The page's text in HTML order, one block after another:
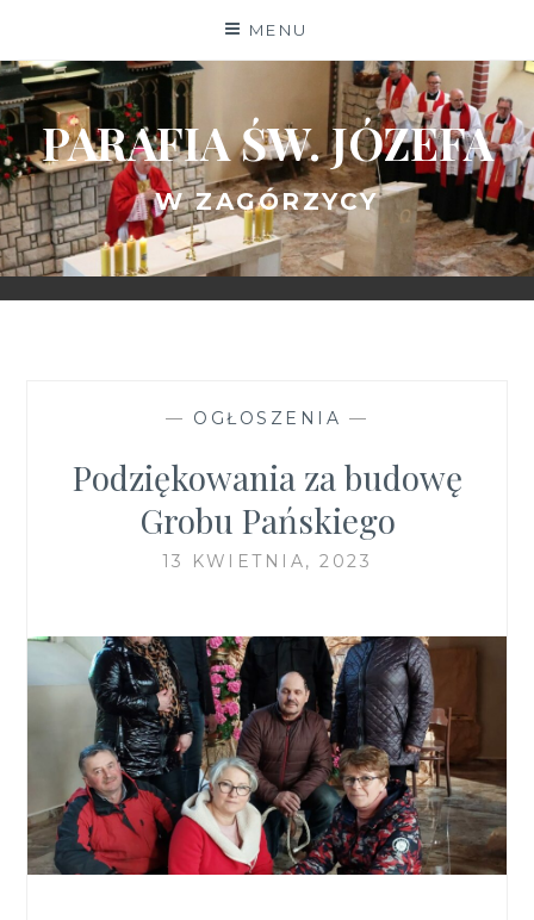
content
MENU
PARAFIA ŚW. JÓZEFA
W ZAGÓRZYCY
— OGŁOSZENIA —
Podziękowania za budowę
Grobu Pańskiego
13 KWIETNIA, 2023